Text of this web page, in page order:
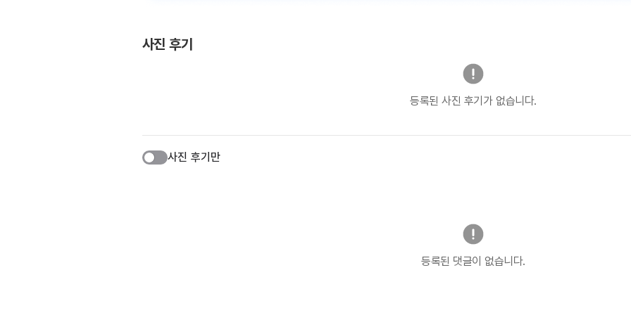
사진 후기
등록된 사진 후기가 없습니다.
사진 후기만
등록된 댓글이 없습니다.